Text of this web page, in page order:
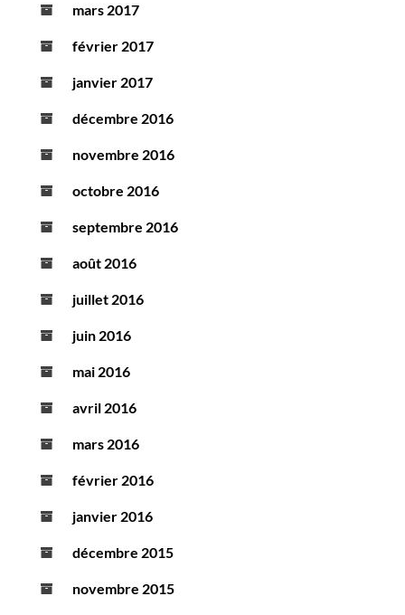
mars 2017
février 2017
janvier 2017
décembre 2016
novembre 2016
octobre 2016
septembre 2016
août 2016
juillet 2016
juin 2016
mai 2016
avril 2016
mars 2016
février 2016
janvier 2016
décembre 2015
novembre 2015